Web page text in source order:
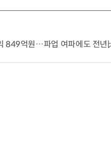
849억원…파업 여파에도 전